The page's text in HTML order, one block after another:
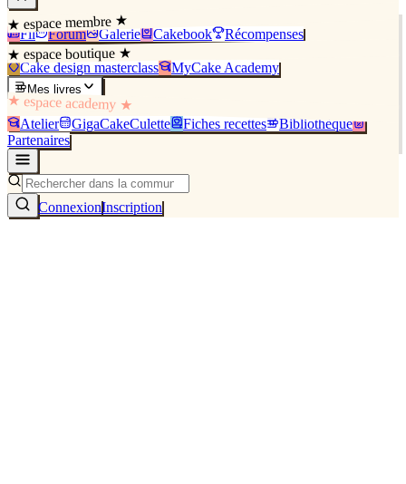
★ espace membre ★
Fil Forum Galerie Cakebook Récompenses
★ espace boutique ★
Cake design masterclass MyCake Academy
Mes livres
★ espace academy ★
Atelier GigaCakeCulette Fiches recettes
Bibliothèque
Partenaires
ConnexionInscription